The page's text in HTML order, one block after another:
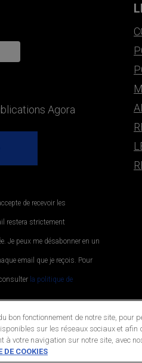
Agora
de recevoir les
restera strictement
Je peux me désabonner en un
email que je reçois. Pour
la politique de
Reserved.
bon fonctionnement de notre site, pour
sur les réseaux sociaux et afin
votre navigation sur notre site, avec
DE COOKIES